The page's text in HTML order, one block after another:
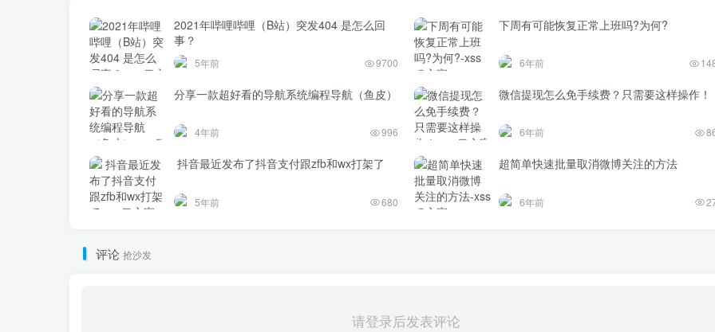
2021年哔哩哔哩（B站）突发404 是怎么回
事？
5年前 9700
下周有可能恢复正常上班吗?为何?
6年前
分享一款超好看的导航系统编程导航（鱼皮）
4年前 996
微信提现怎么免手续费？只需要这样操作！
6年前
抖音最近发布了抖音支付跟zfb和wx打架了
5年前 680
超简单快速批量取消微博关注的方法
6年前
评论 抢沙发
请登录后发表评论